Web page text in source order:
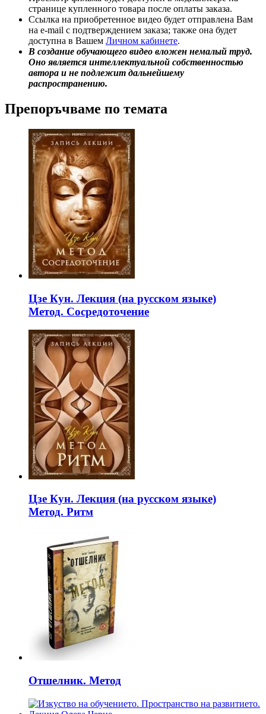
странице купленного товара после оплаты заказа.
Ссылка на приобретенное видео будет отправлена Вам
на e-mail с подтверждением заказа; также она будет
доступна в Вашем Личном кабинете.
В создание обучающего видео вложен немалый труд.
Оно является интеллектуальной собственностью
автора и не подлежит дальнейшему
распространению.
Препоръчваме по темата
Цзе Кун. Лекция (на русском языке)
Метод. Сосредоточение
Цзе Кун. Лекция (на русском языке)
Метод. Ритм
Отшелник. Метод